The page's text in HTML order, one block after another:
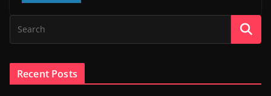
Recent Posts